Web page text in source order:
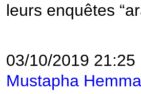
leurs enquêtes
03/10/2019 21:25
Mustapha